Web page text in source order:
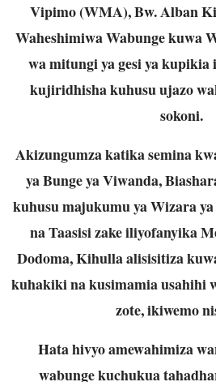
Vipimo (WMA), Bw. Alban
Waheshimiwa Wabunge kuwa
wa mitungi ya gesi ya
kujiridhisha kuhusu ujazo
sokoni.
Akizungumza katika semina
ya Bunge ya Viwanda,
kuhusu majukumu ya Wizara
na Taasisi zake iliyofanyika
Dodoma, Kihulla alisisitiza
kuhakiki na kusimamia usahihi
zote, ikiwemo
Hata hivyo amewahimiza
wabunge kuchukua